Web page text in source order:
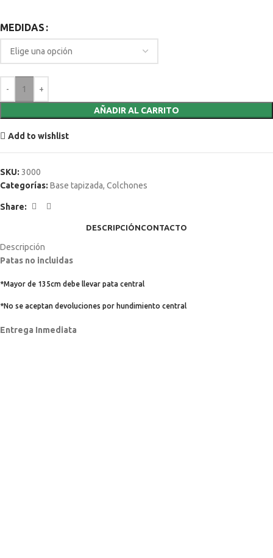
MEDIDAS
AÑADIR AL CARRITO
Add to wishlist
SKU: 3000
Categorías: Base tapizada, Colchones
Share:
DESCRIPCIÓNCONTACTO
Descripción
Patas no incluidas
*Mayor de 135cm debe llevar pata central
*No se aceptan devoluciones por hundimiento central
Entrega Inmediata